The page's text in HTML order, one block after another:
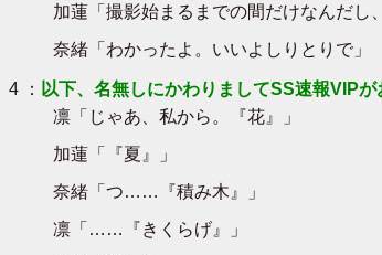
加蓮「撮影始まるまでの間だけなんだし
奈緒「わかったよ。いいよしりとりで」
4 ： 以下、名無しにかわりましてSS速報VIP
凛「じゃあ、私から。『花』」
加蓮「『夏』」
奈緒「つ……『積み木』」
凛「……『きくらげ』」